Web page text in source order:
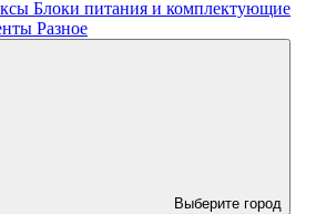
Блоки питания и комплектующие
Разное
Выберите город